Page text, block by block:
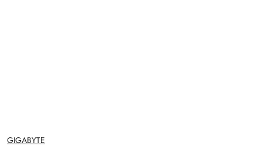
NAZWA
PRODUCENTA:
GIGABYTE